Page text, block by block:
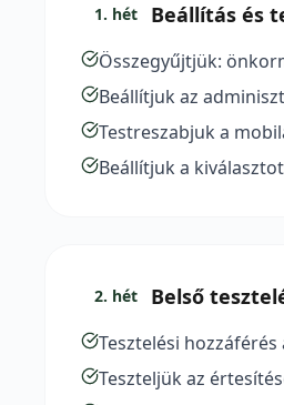
1. hét Beállítás és
Összegyűjtjük:
Beállítjuk az
Testreszabjuk a
Beállítjuk a
2. hét Belső
Tesztelési
Teszteljük az